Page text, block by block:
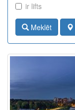
ir lifts
Meklēt